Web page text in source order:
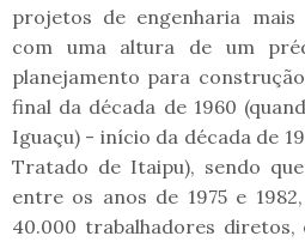
projetos de engenharia mais
com uma altura de um
planejamento para
final da década de 1960
Iguaçu) - início da década de
Tratado de Itaipu), sendo
entre os anos de 1975 e
40.000 trabalhadores